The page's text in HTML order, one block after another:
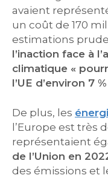
avaient
un coût de 170
estimations
l’inaction face à
climatique «
l’UE d’environ 7
De plus, les
l’Europe est très
représentaient
de l’Union en
des émissions et